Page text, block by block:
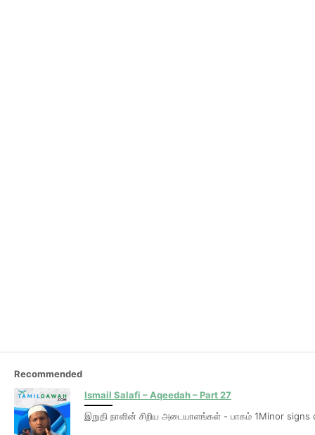
Recommended
Ismail Salafi – Aqeedah – Part 27
இறுதி நாளின் சிறிய அடையாளங்கள் - பாகம் 1Minor